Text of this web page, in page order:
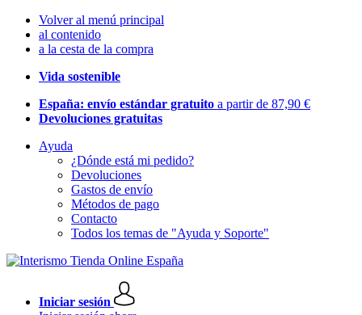
Volver al menú principal
al contenido
a la cesta de la compra
Vida sostenible
España: envío estándar gratuito a partir de 87,90 €
Devoluciones gratuitas
Ayuda
¿Dónde está mi pedido?
Devoluciones
Gastos de envío
Métodos de pago
Contacto
Todos los temas de "Ayuda y Soporte"
Iniciar sesión